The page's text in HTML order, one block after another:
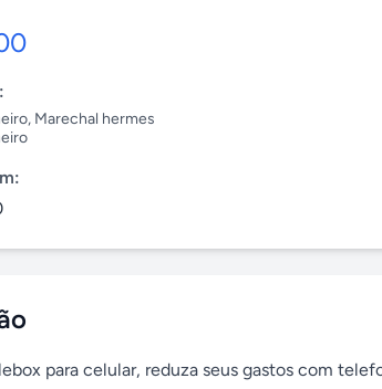
, Marechal hermes
para celular, reduza seus gastos com